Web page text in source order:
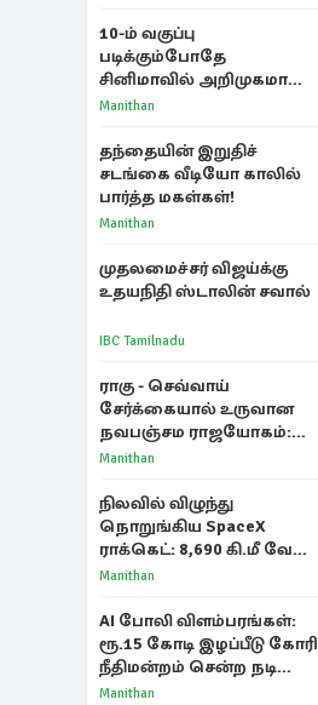
10-ம் வகுப்பு
படிக்கும்போதே
சினிமாவில் அறிமுகமான
த்ரிஷா! உண்மையை
காந்தி
Manithan
தந்தையின் இறுதிச்
சடங்கை வீடியோ காலில்
பார்த்த மகள்கள்!
Manithan
முதலமைச்சர் விஜய்க்கு
உதயநிதி ஸ்டாலின் சவால்
IBC Tamilnadu
ராகு - செவ்வாய்
சேர்க்கையால் உருவான
நவபஞ்சம ராஜயோகம்:
அதிர்ஷ்டம் பெறும் 3
Manithan
நிலவில் விழுந்து
நொறுங்கிய SpaceX
ராக்கெட்: 8,690 கி.மீ வேக
மோதலால் உருவான புதிய
Manithan
AI போலி விளம்பரங்கள்:
ரூ.15 கோடி இழப்பீடு கோரி
நீதிமன்றம் சென்ற நடிகை
ஸ்ருதி ஹாசன்!
Manithan